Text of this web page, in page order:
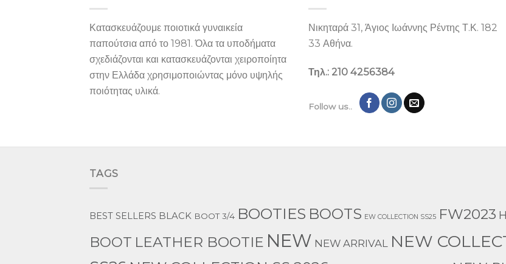
Κατασκευάζουμε ποιοτικά γυναικεία
παπούτσια από το 1981. Όλα τα υποδήματα
σχεδιάζονται και κατασκευάζονται χειροποίητα
στην Ελλάδα χρησιμοποιώντας μόνο υψηλής
ποιότητας υλικά.
Νικηταρά 31, Άγιος Ιωάννης Ρέντης Τ.Κ. 182
33 Αθήνα.
Τηλ.: 210 4256384
Follow us..
TAGS
BEST SELLERS BLACK BOOT 3/4 BOOTIES BOOTS EW COLLECTION SS25 FW2023
BOOT LEATHER BOOTIE NEW NEW ARRIVAL NEW